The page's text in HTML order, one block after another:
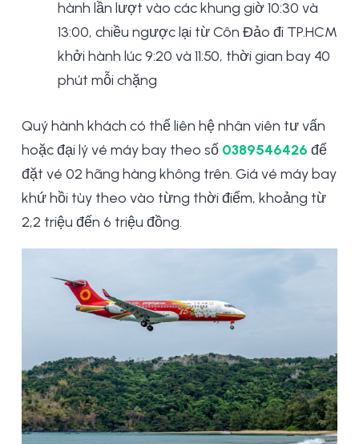
hành lần lượt vào các khung giờ 10:30 và
13:00, chiều ngược lại từ Côn Đảo đi TP.HCM
khởi hành lúc 9:20 và 11:50, thời gian bay 40
phút mỗi chặng
Quý hành khách có thể liên hệ nhân viên tư vấn
hoặc đại lý vé máy bay theo số 0389546426 để
đặt vé 02 hãng hàng không trên. Giá vé máy bay
khứ hồi tùy theo vào từng thời điểm, khoảng từ
2,2 triệu đến 6 triệu đồng.